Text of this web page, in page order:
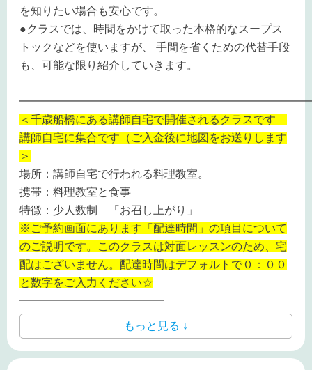
を知りたい場合も安心です。
●クラスでは、時間をかけて取った本格的なスープス
トックなどを使いますが、 手間を省くための代替手段
も、可能な限り紹介していきます。
＜千歳船橋にある講師自宅で開催されるクラスです
講師自宅に集合です（ご入金後に地図をお送りします
＞
場所：講師自宅で行われる料理教室。
携帯：料理教室と食事
特徴：少人数制 「お召し上がり」
※ご予約画面にあります「配達時間」の項目について
のご説明です。このクラスは対面レッスンのため、宅
配はございません。配達時間はデフォルトで０：００
と数字をご入力ください☆
━━━━━━━━━━━━━
もっと見る ↓